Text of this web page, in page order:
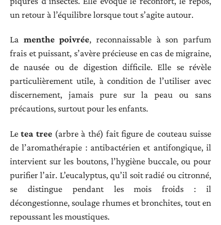
un retour à l’équilibre lorsque tout s’agite autour.
La menthe poivrée, reconnaissable à son parfum
frais et puissant, s’avère précieuse en cas de migraine,
de nausée ou de digestion difficile. Elle se révèle
particulièrement utile, à condition de l’utiliser avec
discernement, jamais pure sur la peau ou sans
précautions, surtout pour les enfants.
Letea tree(arbre à thé) fait figure de couteau suisse
de l’aromathérapie : antibactérien et antifongique, il
intervient sur les boutons, l’hygiène buccale, ou pour
purifier l’air. L’eucalyptus, qu’il soit radié ou citronné,
se distingue pendant les mois froids : il
décongestionne, soulage rhumes et bronchites, tout en
repoussant les moustiques.